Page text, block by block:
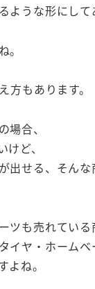
うな形にして
方もあります。
合、
ど、
せる、そんな
も売れている
イヤ・ホーム
よね。